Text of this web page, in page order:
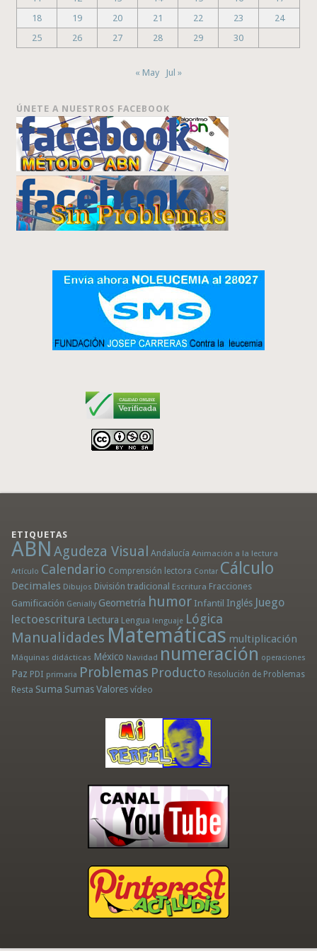
18
19 20 21 22 23
24
25
26 27 28 29 30
« May Jul »
ÚNETE A NUESTROS FACEBOOK
ETIQUETAS
ABN Agudeza Visual Andalucía Animación a la lectura
Artículo Calendario Comprensión lectora Contar Cálculo
Decimales Dibujos División tradicional Escritura Fracciones
Gamificación Genially Geometría humor Infantil Inglés Juego
lectoescritura Lectura Lengua lenguaje Lógica
Manualidades Matemáticas multiplicación
Máquinas didácticas México Navidad numeración operaciones
Paz PDI primaria Problemas Producto Resolución de Problemas
Resta Suma Sumas Valores vídeo